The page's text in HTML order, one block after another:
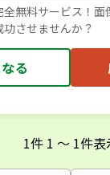
無料サービス！
させませんか？
る
1件 1 〜 1件表